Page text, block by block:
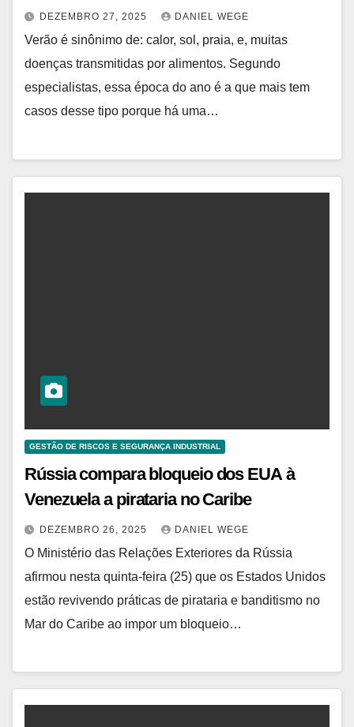
DEZEMBRO 27, 2025 DANIEL WEGE
Verão é sinônimo de: calor, sol, praia, e, muitas
doenças transmitidas por alimentos. Segundo
especialistas, essa época do ano é a que mais tem
casos desse tipo porque há uma…
GESTÃO DE RISCOS E SEGURANÇA INDUSTRIAL
Rússia compara bloqueio dos EUA à
Venezuela a pirataria no Caribe
DEZEMBRO 26, 2025 DANIEL WEGE
O Ministério das Relações Exteriores da Rússia
afirmou nesta quinta-feira (25) que os Estados Unidos
estão revivendo práticas de pirataria e banditismo no
Mar do Caribe ao impor um bloqueio…